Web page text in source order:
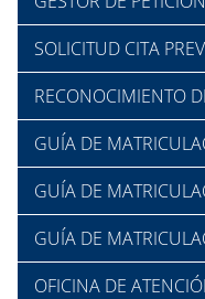
SOLICITUD CITA
RECONOCIMIENTO
GUÍA DE
GUÍA DE
GUÍA DE
OFICINA DE